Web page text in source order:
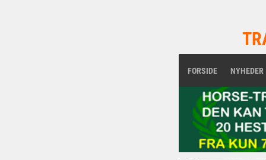
FORSIDE NYHEDER